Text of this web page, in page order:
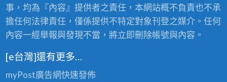
事，均為『內容』提供者之責任，本網站概不負責也不承
擔任何法律責任，僅係提供不特定對象刊登之媒介。任何
內容一經舉報與發現不當，將立即刪除帳號與內容。
[e台灣]還有更多…
myPost廣告網快速發佈